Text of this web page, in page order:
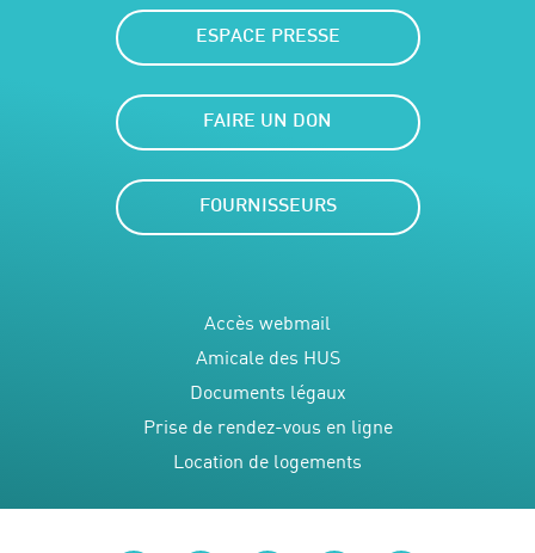
ESPACE PRESSE
FAIRE UN DON
FOURNISSEURS
Accès webmail
Amicale des HUS
Documents légaux
Prise de rendez-vous en ligne
Location de logements